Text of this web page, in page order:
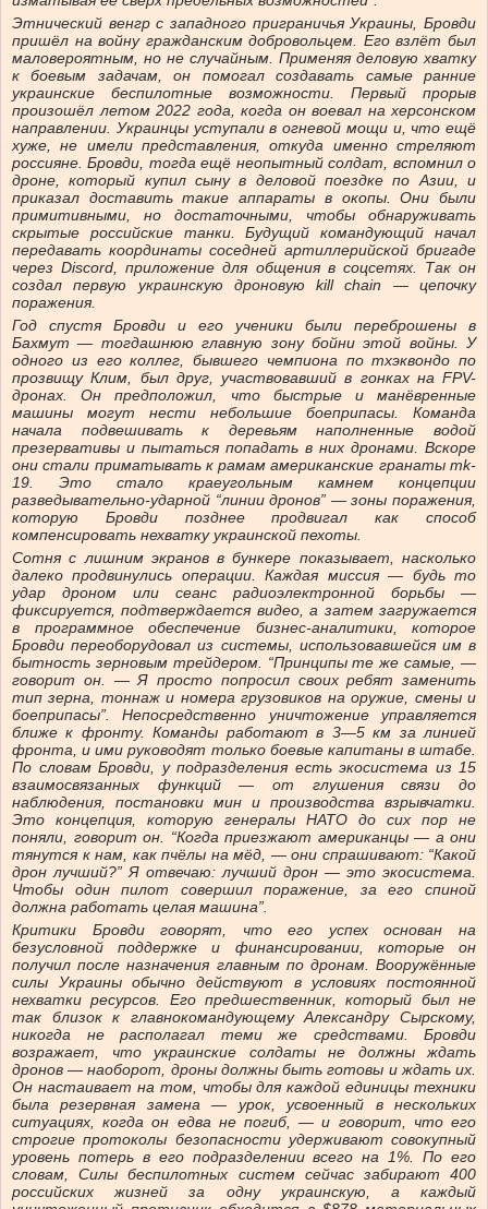
Этнический венгр с западного приграничья Украины, Бровди
пришёл на войну гражданским добровольцем. Его взлёт был
маловероятным, но не случайным. Применяя деловую хватку
к боевым задачам, он помогал создавать самые ранние
украинские беспилотные возможности. Первый прорыв
произошёл летом 2022 года, когда он воевал на херсонском
направлении. Украинцы уступали в огневой мощи и, что ещё
хуже, не имели представления, откуда именно стреляют
россияне. Бровди, тогда ещё неопытный солдат, вспомнил о
дроне, который купил сыну в деловой поездке по Азии, и
приказал доставить такие аппараты в окопы. Они были
примитивными, но достаточными, чтобы обнаруживать
скрытые российские танки. Будущий командующий начал
передавать координаты соседней артиллерийской бригаде
через Discord, приложение для общения в соцсетях. Так он
создал первую украинскую дроновую kill chain — цепочку
поражения.
Год спустя Бровди и его ученики были переброшены в
Бахмут — тогдашнюю главную зону бойни этой войны. У
одного из его коллег, бывшего чемпиона по тхэквондо по
прозвищу Клим, был друг, участвовавший в гонках на FPV-
дронах. Он предположил, что быстрые и манёвренные
машины могут нести небольшие боеприпасы. Команда
начала подвешивать к деревьям наполненные водой
презервативы и пытаться попадать в них дронами. Вскоре
они стали приматывать к рамам американские гранаты mk-
19. Это стало краеугольным камнем концепции
разведывательно-ударной “линии дронов” — зоны поражения,
которую Бровди позднее продвигал как способ
компенсировать нехватку украинской пехоты.
Сотня с лишним экранов в бункере показывает, насколько
далеко продвинулись операции. Каждая миссия — будь то
удар дроном или сеанс радиоэлектронной борьбы —
фиксируется, подтверждается видео, а затем загружается
в программное обеспечение бизнес-аналитики, которое
Бровди переоборудовал из системы, использовавшейся им в
бытность зерновым трейдером. “Принципы те же самые, —
говорит он. — Я просто попросил своих ребят заменить
тип зерна, тоннаж и номера грузовиков на оружие, смены и
боеприпасы”. Непосредственно уничтожение управляется
ближе к фронту. Команды работают в 3—5 км за линией
фронта, и ими руководят только боевые капитаны в штабе.
По словам Бровди, у подразделения есть экосистема из 15
взаимосвязанных функций — от глушения связи до
наблюдения, постановки мин и производства взрывчатки.
Это концепция, которую генералы НАТО до сих пор не
поняли, говорит он. “Когда приезжают американцы — а они
тянутся к нам, как пчёлы на мёд, — они спрашивают: “Какой
дрон лучший?” Я отвечаю: лучший дрон — это экосистема.
Чтобы один пилот совершил поражение, за его спиной
должна работать целая машина”.
Критики Бровди говорят, что его успех основан на
безусловной поддержке и финансировании, которые он
получил после назначения главным по дронам. Вооружённые
силы Украины обычно действуют в условиях постоянной
нехватки ресурсов. Его предшественник, который был не
так близок к главнокомандующему Александру Сырскому,
никогда не располагал теми же средствами. Бровди
возражает, что украинские солдаты не должны ждать
дронов — наоборот, дроны должны быть готовы и ждать их.
Он настаивает на том, чтобы для каждой единицы техники
была резервная замена — урок, усвоенный в нескольких
ситуациях, когда он едва не погиб, — и говорит, что его
строгие протоколы безопасности удерживают совокупный
уровень потерь в его подразделении всего на 1%. По его
словам, Силы беспилотных систем сейчас забирают 400
российских жизней за одну украинскую, а каждый